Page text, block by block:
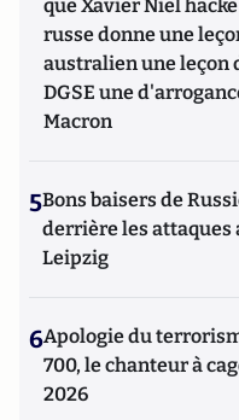
que Xavier Niel
russe donne une
australien une leçon
DGSE une
Macron
5Bons baisers de
derrière les attaques
Leipzig
6Apologie du
700, le chanteur à
2026